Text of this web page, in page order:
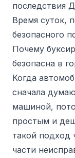
последствия
Время суток,
безопасного
Почему
безопасна в
Когда
сначала
машиной,
простым и
такой подход
части